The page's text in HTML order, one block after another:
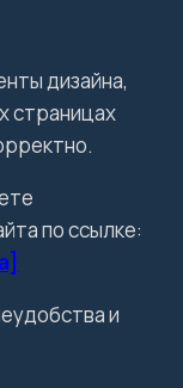
дизайна,
страницах
по ссылке:
и